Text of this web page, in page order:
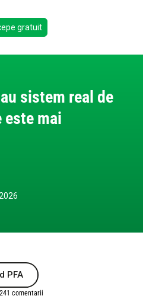
gratuit
sistem real de
este mai
PFA
241 comentarii